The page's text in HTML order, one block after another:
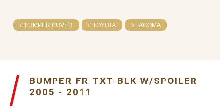
# BUMPER COVER # TOYOTA # TACOMA
BUMPER FR TXT-BLK W/SPOILER
2005 - 2011